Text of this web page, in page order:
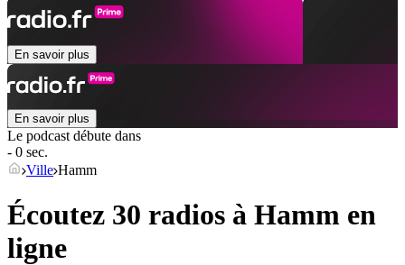
En savoir plus
En savoir plus
Le podcast débute dans
- 0 sec.
Ville Hamm
Écoutez 30 radios à Hamm en
ligne